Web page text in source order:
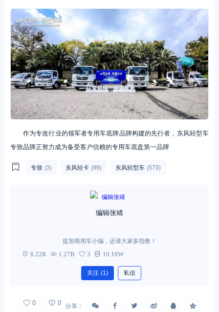
作为专改行业的领军者专用车底牌品牌构建的先行者，东风轻型车
专致品牌正努力成为备受客户信赖的专用车底盘第一品牌
专致 (3) 东风轻卡 (99) 东风轻型车 (573)
编辑张靖
提加商用车小编，还请大家多指教！
6.22K 1.27B 3 10.10W
关注 (1) 私信
0 0 分享：